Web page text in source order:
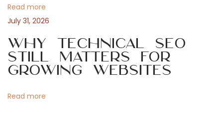
t
i
o
n
p
u
t
a
Read more
July 31, 2026
Why Technical SEO
Still Matters for
Growing Websites
Read more